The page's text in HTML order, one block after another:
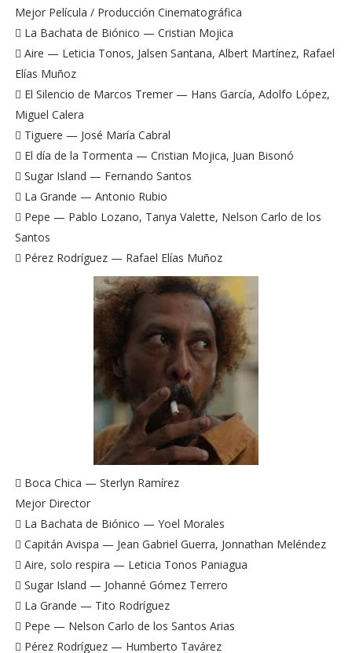
Mejor Película / Producción Cinematográfica
 La Bachata de Biónico — Cristian Mojica
 Aire — Leticia Tonos, Jalsen Santana, Albert Martínez, Rafael
Elías Muñoz
 El Silencio de Marcos Tremer — Hans García, Adolfo López,
Miguel Calera
 Tiguere — José María Cabral
 El día de la Tormenta — Cristian Mojica, Juan Bisonó
 Sugar Island — Fernando Santos
 La Grande — Antonio Rubio
 Pepe — Pablo Lozano, Tanya Valette, Nelson Carlo de los
Santos
 Pérez Rodríguez — Rafael Elías Muñoz
 Boca Chica — Sterlyn Ramírez
Mejor Director
 La Bachata de Biónico — Yoel Morales
 Capitán Avispa — Jean Gabriel Guerra, Jonnathan Meléndez
 Aire, solo respira — Leticia Tonos Paniagua
 Sugar Island — Johanné Gómez Terrero
 La Grande — Tito Rodríguez
 Pepe — Nelson Carlo de los Santos Arias
 Pérez Rodríguez — Humberto Tavárez